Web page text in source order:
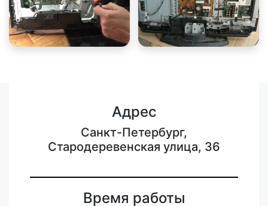
Адрес
Санкт-Петербург,
Стародеревенская улица, 36
Время работы